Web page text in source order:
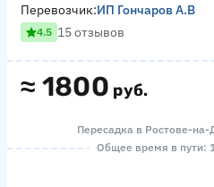
≈ 1800 руб.
Перевозчик:ИП Гончаров А.В
4.5 15 отзывов
Пересадка в Ростове-на-
Общее время в пути: